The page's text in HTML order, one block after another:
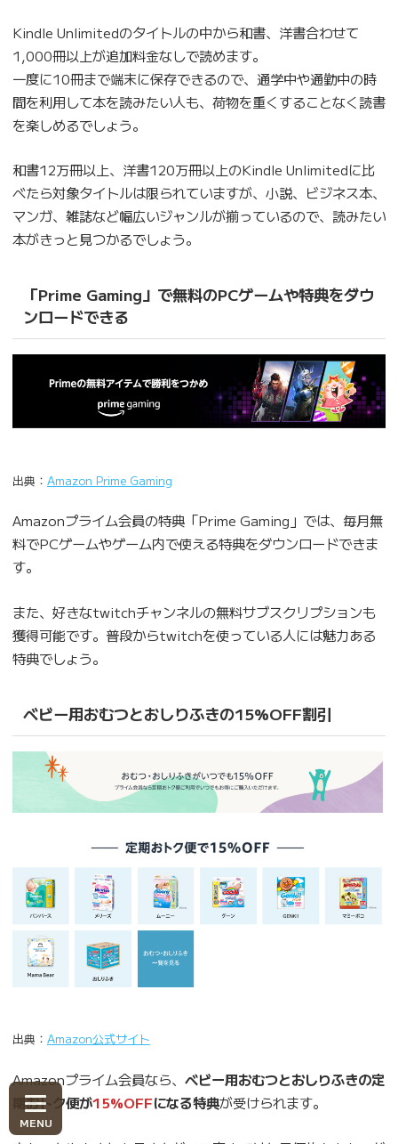
Kindle Unlimitedのタイトルの中から和書、洋書合わせて
1,000冊以上が追加料金なしで読めます。
一度に10冊まで端末に保存できるので、通学中や通勤中の時
間を利用して本を読みたい人も、荷物を重くすることなく読書
を楽しめるでしょう。
和書12万冊以上、洋書120万冊以上のKindle Unlimitedに比
べたら対象タイトルは限られていますが、小説、ビジネス本、
マンガ、雑誌など幅広いジャンルが揃っているので、読みたい
本がきっと見つかるでしょう。
「Prime Gaming」で無料のPCゲームや特典をダウ
ンロードできる
出典： Amazon Prime Gaming
Amazonプライム会員の特典「Prime Gaming」では、毎月無
料でPCゲームやゲーム内で使える特典をダウンロードできま
す。
また、好きなtwitchチャンネルの無料サブスクリプションも
獲得可能です。普段からtwitchを使っている人には魅力ある
特典でしょう。
ベビー用おむつとおしりふきの15%OFF割引
出典： Amazon公式サイト
Amazonプライム会員なら、 ベビー用おむつとおしりふきの定
期おトク便が15%OFFになる特典が受けられます。